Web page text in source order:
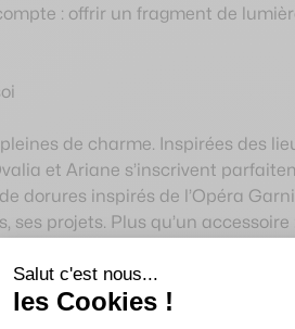
: offrir un fragment de
de charme. Inspirées des
et Ariane s’inscrivent
dorures inspirés de l’Opéra
ses projets. Plus qu’un
sa personnalité